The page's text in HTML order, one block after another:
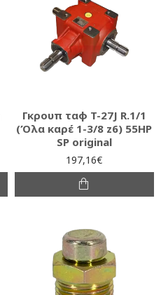
Γκρουπ ταφ T-27J R.1/1
(Όλα καρέ 1-3/8 z6) 55HP
SP original
197,16€